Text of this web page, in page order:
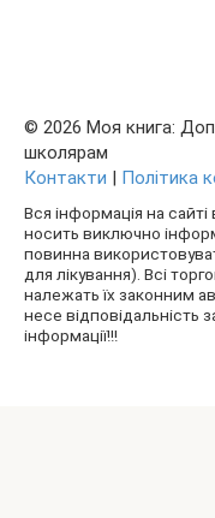
© 2026 Моя книга:
школярам
Контакти | Політика
Вся інформація на
носить виключно
повинна
для лікування). Всі
належать їх законним
несе відповідальність
інформації!!!